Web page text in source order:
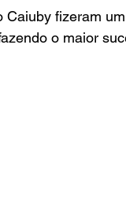
fizeram
o maior